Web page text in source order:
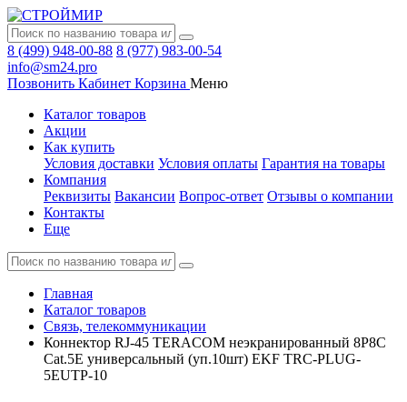
8 (499) 948-00-88 8 (977) 983-00-54
info@sm24.pro
Позвонить Кабинет Корзина Меню
Каталог товаров
Акции
Как купить
Условия доставки Условия оплаты Гарантия на товары
Компания
Реквизиты Вакансии Вопрос-ответ Отзывы о компании
Контакты
Еще
Главная
Каталог товаров
Связь, телекоммуникации
Коннектор RJ-45 TERACOM неэкранированный 8P8C
Cat.5E универсальный (уп.10шт) EKF TRC-PLUG-
5EUTP-10